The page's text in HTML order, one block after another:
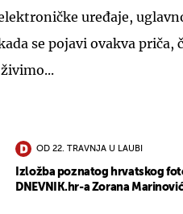
uređaje,
se pojavi ovakva priča,
OD 22. TRAVNJA U LAUBI
Izložba poznatog hrvatskog
DNEVNIK.hr-a Zorana